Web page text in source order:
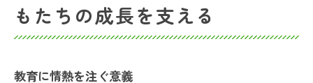
もたちの成長を支える
教育に情熱を注ぐ意義